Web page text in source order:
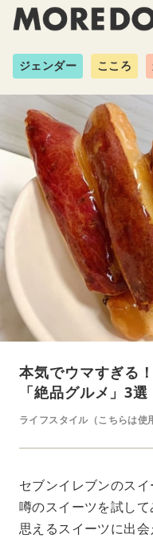
ジェンダー こころ
本気でウマすぎる
「絶品グルメ」3選
ライフスタイル（こちらは使
セブンイレブンのス
噂のスイーツを試し
思えるスイーツに出会